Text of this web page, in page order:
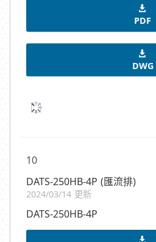
PDF
DWG
10
DATS-250HB-4P (匯流排)
2024/03/14 更新
DATS-250HB-4P